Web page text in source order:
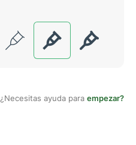
¿Necesitas ayuda para empezar?